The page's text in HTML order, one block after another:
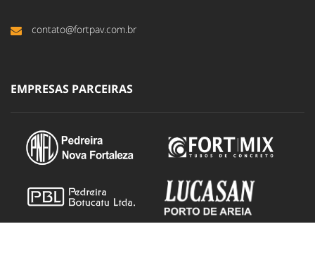
contato@fortpav.com.br
EMPRESAS PARCEIRAS